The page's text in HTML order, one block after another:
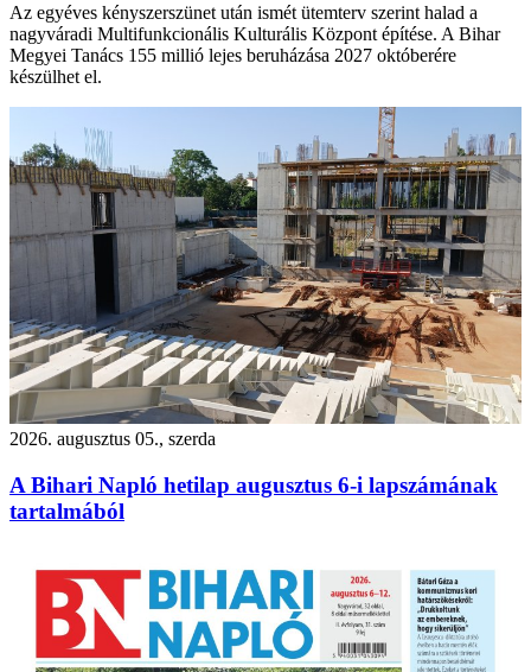
Az egyéves kényszerszünet után ismét ütemterv szerint halad a
nagyváradi Multifunkcionális Kulturális Központ építése. A Bihar
Megyei Tanács 155 millió lejes beruházása 2027 októberére
készülhet el.
2026. augusztus 05., szerda
A Bihari Napló hetilap augusztus 6-i lapszámának
tartalmából